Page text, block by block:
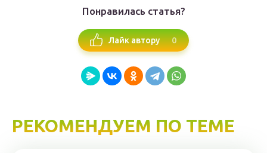
Понравилась статья?
Лайк автору 0
РЕКОМЕНДУЕМ ПО ТЕМЕ